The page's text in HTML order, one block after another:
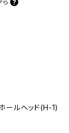
ら
ールヘッド(H-1)